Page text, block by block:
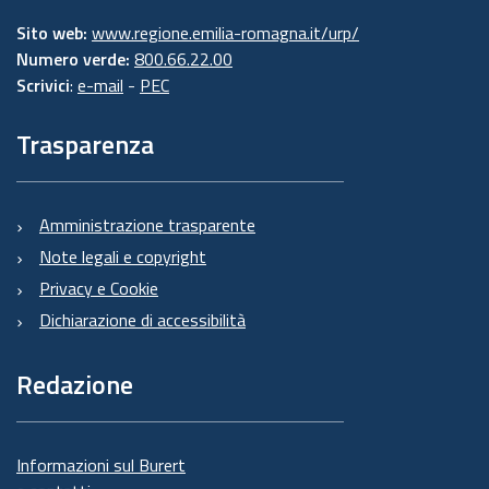
Sito web: www.regione.emilia-romagna.it/urp/
Numero verde: 800.66.22.00
Scrivici: e-mail - PEC
Trasparenza
Amministrazione trasparente
Note legali e copyright
Privacy e Cookie
Dichiarazione di accessibilità
Redazione
Informazioni sul Burert